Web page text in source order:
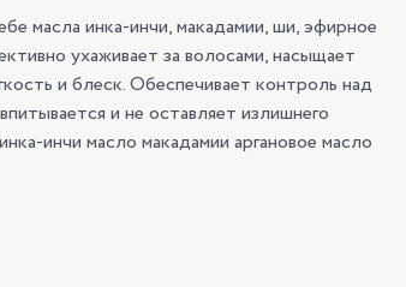
масла инка-инчи, макадамии, ши, эфирное
ухаживает за волосами, насыщает
и блеск. Обеспечивает контроль над
и не оставляет излишнего
инчи масло макадамии аргановое масло